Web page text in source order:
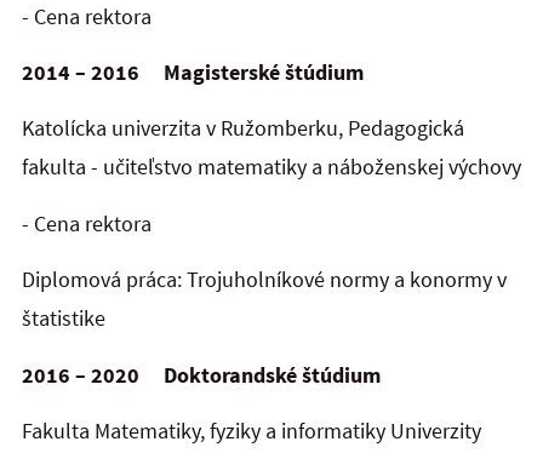
- Cena rektora
2014 – 2016 Magisterské štúdium
Katolícka univerzita v Ružomberku, Pedagogická
fakulta - učiteľstvo matematiky a náboženskej výchovy
- Cena rektora
Diplomová práca: Trojuholníkové normy a konormy v
štatistike
2016 – 2020 Doktorandské štúdium
Fakulta Matematiky, fyziky a informatiky Univerzity